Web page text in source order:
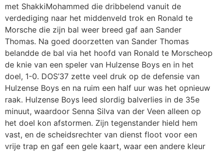
met ShakkiMohammed die dribbelend vanuit de
verdediging naar het middenveld trok en Ronald te
Morsche die zijn bal weer breed gaf aan Sander
Thomas. Na goed doorzetten van Sander Thomas
belandde de bal via het hoofd van Ronald te Morscheop
de knie van een speler van Hulzense Boys en in het
doel, 1-0. DOS’37 zette veel druk op de defensie van
Hulzense Boys en na ruim een half uur was het opnieuw
raak. Hulzense Boys leed slordig balverlies in de 35e
minuut, waardoor Senna Silva van der Veen alleen op
het doel kon afstormen. Zijn tegenstander hield hem
vast, en de scheidsrechter van dienst floot voor een
vrije trap en gaf een gele kaart, waar een andere kleur